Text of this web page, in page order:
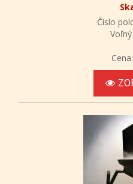
Číslo
Cena: